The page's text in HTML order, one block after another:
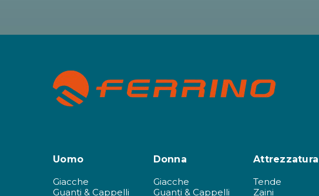
Uomo
Giacche
Guanti & Cappelli
Donna
Giacche
Guanti & Cappelli
Attrezzatura
Tende
Zaini